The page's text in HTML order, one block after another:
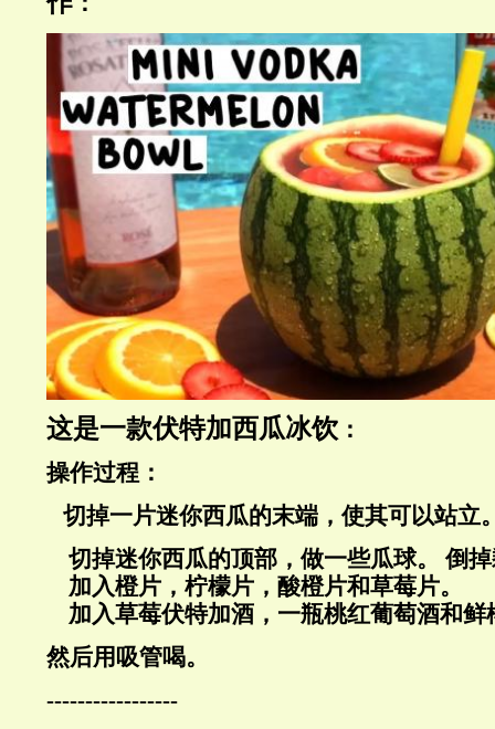
这是一款伏特加西瓜冰饮 ：
操作过程：
切掉一片迷你西瓜的末端，使其可以站立
切掉迷你西瓜的顶部，做一些瓜球。
倒
加入橙片，柠檬片，酸橙片和草莓片。
加入草莓伏特加酒，一瓶桃红葡萄酒和鲜
然后用吸管喝。
-----------------